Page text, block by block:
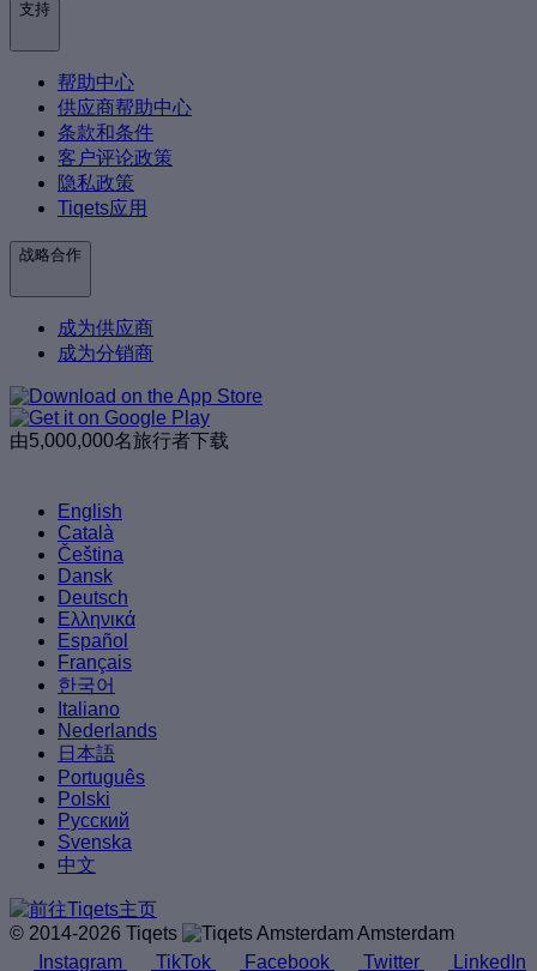
支持
帮助中心
供应商帮助中心
条款和条件
客户评论政策
隐私政策
Tiqets应用
战略合作
成为供应商
成为分销商
由5,000,000名旅行者下载
English
Català
Čeština
Dansk
Deutsch
Ελληνικά
Español
Français
한국어
Italiano
Nederlands
日本語
Português
Polski
Русский
Svenska
中文
© 2014-2026 Tiqets
Amsterdam
Instagram
TikTok Facebook Twitter LinkedIn